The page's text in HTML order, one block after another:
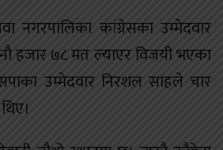
नगरपालिका कांग्रेसका उम्मेदवार
नौ हजार ७८ मत ल्याएर विजयी भएका
उम्मेदवार निरशल साहले चार